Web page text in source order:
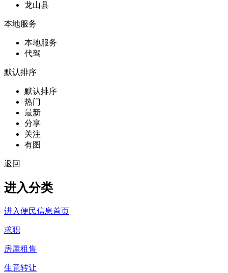
龙山县
本地服务
本地服务
代驾
默认排序
默认排序
热门
最新
分享
关注
有图
返回
进入分类
进入便民信息首页
求职
房屋租售
生意转让